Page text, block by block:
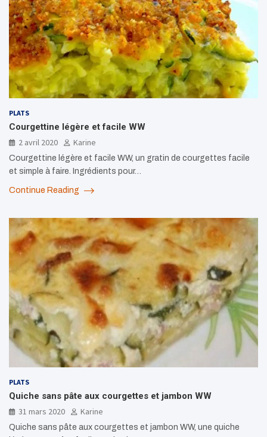
PLATS
Courgettine légère et facile WW
2 avril 2020
Karine
Courgettine légère et facile WW, un gratin de courgettes facile
et simple à faire. Ingrédients pour…
Continue Reading
PLATS
Quiche sans pâte aux courgettes et jambon WW
31 mars 2020
Karine
Quiche sans pâte aux courgettes et jambon WW, une quiche